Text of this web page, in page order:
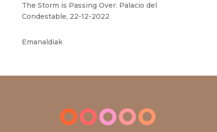
The Storm is Passing Over. Palacio del
Condestable, 22-12-2022
Emanaldiak